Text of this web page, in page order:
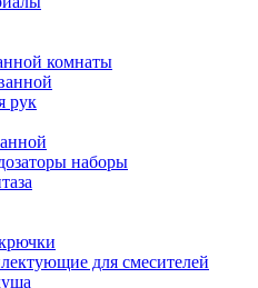
комнаты
рук
наборы
для смесителей